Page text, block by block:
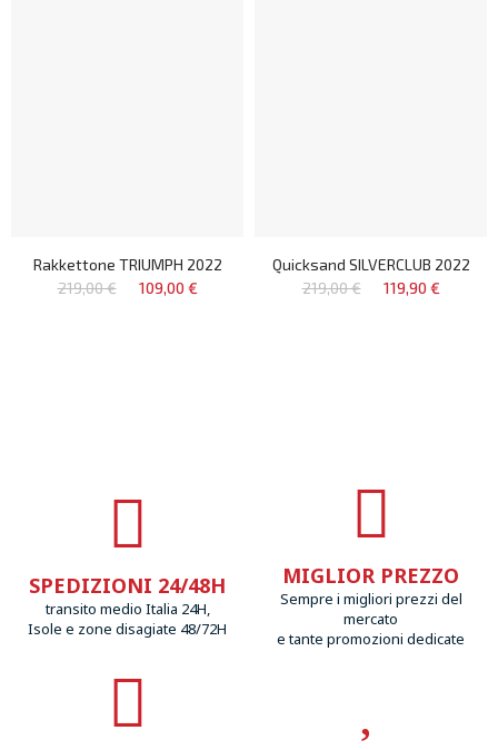
Rakkettone TRIUMPH 2022
219,00 €
109,00 €
Quicksand SILVERCLUB 2022
219,00 €
119,90 €
SPEDIZIONI 24/48H
transito medio Italia 24H,
Isole e zone disagiate 48/72H
MIGLIOR PREZZO
Sempre i migliori prezzi del
mercato
e tante promozioni dedicate